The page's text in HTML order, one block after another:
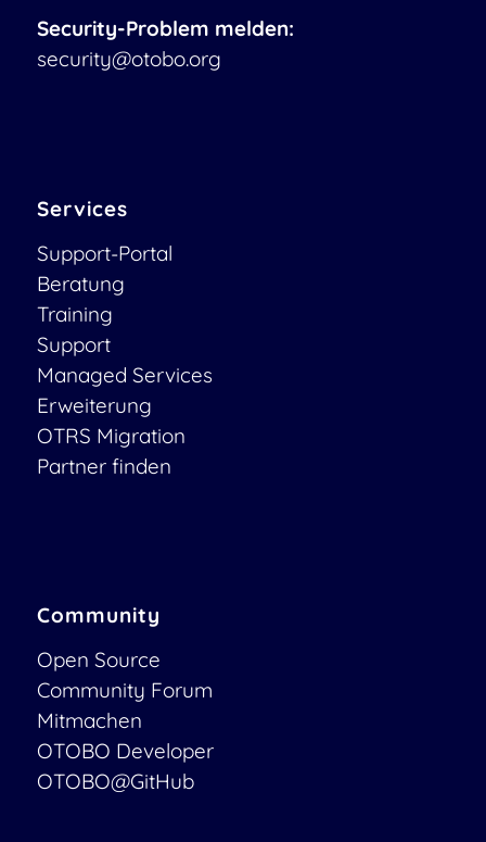
Security-Problem melden:
security@otobo.org
Services
Support-Portal
Beratung
Training
Support
Managed Services
Erweiterung
OTRS Migration
Partner finden
Community
Open Source
Community Forum
Mitmachen
OTOBO Developer
OTOBO@GitHub